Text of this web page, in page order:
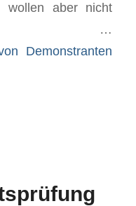
aber nicht
…
Demonstranten